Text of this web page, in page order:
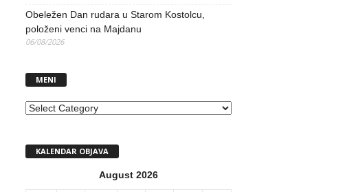
Obeležen Dan rudara u Starom Kostolcu,
položeni venci na Majdanu
06/08/2026
MENI
MENI
KALENDAR OBJAVA
August 2026